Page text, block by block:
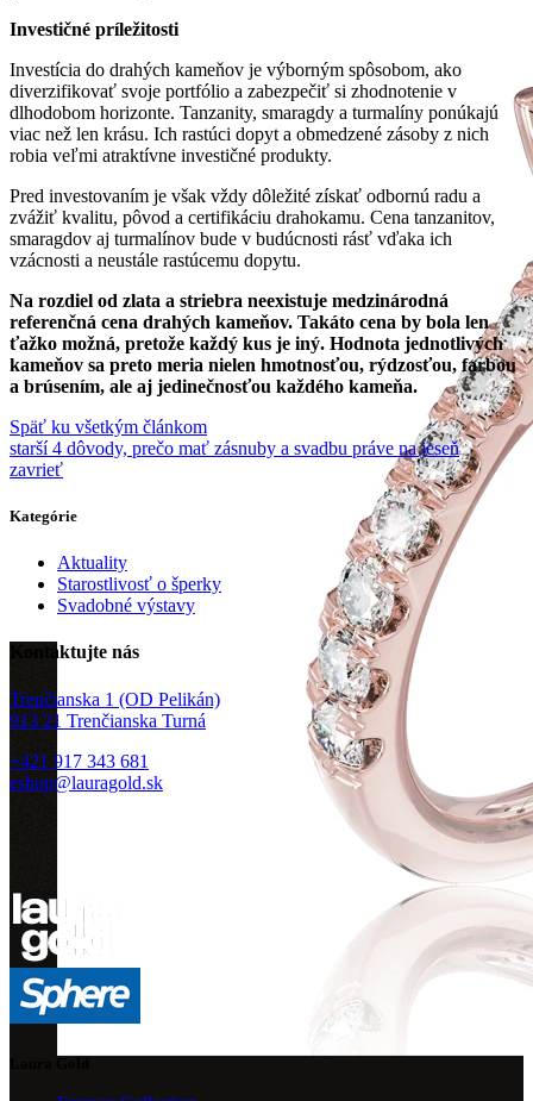
Investičné príležitosti
Investícia do drahých kameňov je výborným spôsobom, ako
diverzifikovať svoje portfólio a zabezpečiť si zhodnotenie v
dlhodobom horizonte. Tanzanity, smaragdy a turmalíny ponúkajú
viac než len krásu. Ich rastúci dopyt a obmedzené zásoby z nich
robia veľmi atraktívne investičné produkty.
Pred investovaním je však vždy dôležité získať odbornú radu a
zvážiť kvalitu, pôvod a certifikáciu drahokamu. Cena tanzanitov,
smaragdov aj turmalínov bude v budúcnosti rásť vďaka ich
vzácnosti a neustále rastúcemu dopytu.
Na rozdiel od zlata a striebra neexistuje medzinárodná
referenčná cena drahých kameňov. Takáto cena by bola len
ťažko možná, pretože každý kus je iný. Hodnota jednotlivých
kameňov sa preto meria nielen hmotnosťou, rýdzosťou, farbou
a brúsením, ale aj jedinečnosťou každého kameňa.
Späť ku všetkým článkom
starší 4 dôvody, prečo mať zásnuby a svadbu práve na jeseň
zavrieť
Kategórie
Aktuality
Starostlivosť o šperky
Svadobné výstavy
Kontaktujte nás
Trenčianska 1 (OD Pelikán)
913 21 Trenčianska Turná
+421 917 343 681
eshop@lauragold.sk